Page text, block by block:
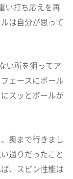
い打ち応えを再
は自分が思って
い所を狙ってア
ェースにボール
スッとボールが
奥まで行きまし
通りだったこと
、スピン性能は